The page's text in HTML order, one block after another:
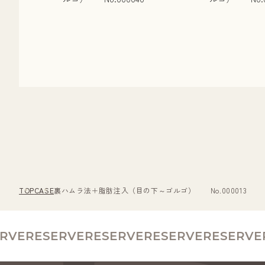
TOPCASE裏ハムラ法＋脂肪注入（目の下～ゴルゴ） No.000013
RESERVERESERVERESERVERESERVE